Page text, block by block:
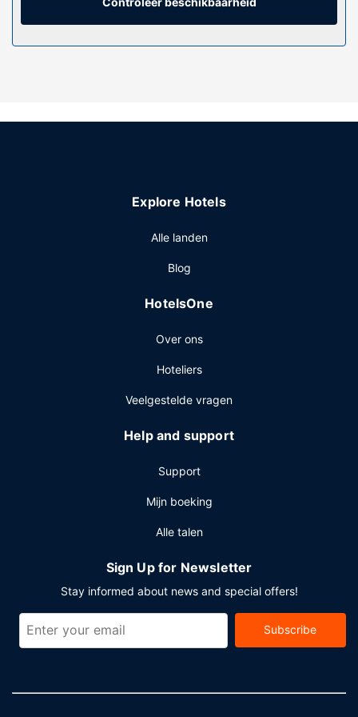
Algemene voorziening
huwelijksservices.
roomservice (beperkte tijden) aan. Bestel je favoriete
genieten van een lekker à-la-carte-ontbijt, dat geserveerd
Enkele van de voorzieningen zijn gratis kabelinternet, een
je gratis parkeerplaatsen.
Explore Hotels
Alle landen
Blog
HotelsOne
Over ons
Hoteliers
Veelgestelde vragen
Help and support
Support
Mijn boeking
Alle talen
Sign Up for Newsletter
Stay informed about news and special offers!
Subscribe